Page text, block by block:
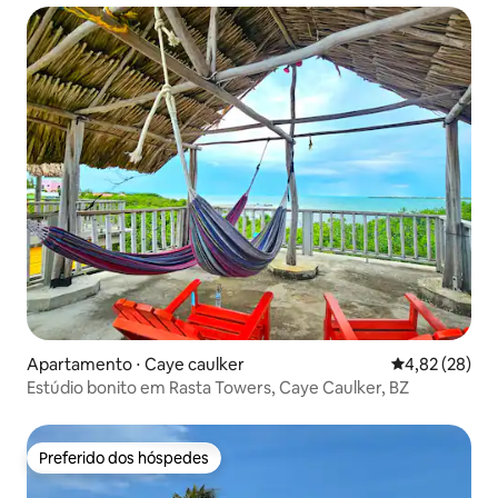
Apartamento ⋅ Caye caulker 4,82 de uma
4,82 (28)
Estúdio bonito em Rasta Towers, Caye Caulker, BZ
Preferido dos hóspedes
Preferido dos hóspedes